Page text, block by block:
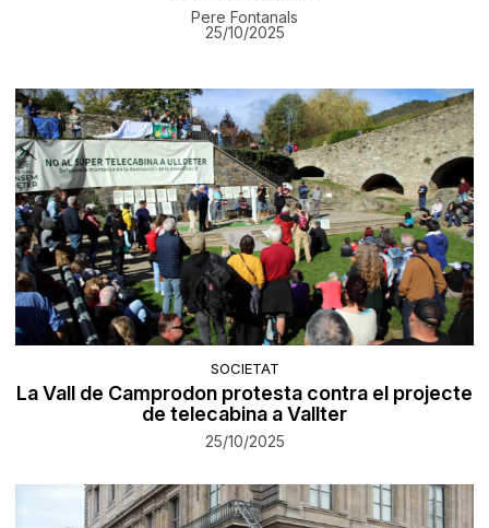
Pere Fontanals
25/10/2025
SOCIETAT
La Vall de Camprodon protesta contra el projecte
de telecabina a Vallter
25/10/2025